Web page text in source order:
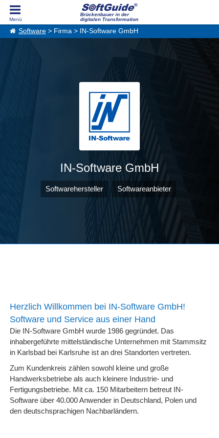
Brückenbauer in der
digitalen Transformation
Software > Firma > IN-Software GmbH
IN-Software GmbH
Softwarehersteller Softwareanbieter
Herzlich Willkommen bei IN-Software GmbH!
Software und Service aus einer Hand
Die IN-Software GmbH wurde 1986 gegründet. Das
inhabergeführte mittelständische Unternehmen mit Stammsitz
in Karlsbad bei Karlsruhe ist an drei Standorten vertreten.
Zum Kundenkreis zählen sowohl kleine und große
Handwerksbetriebe als auch kleinere Industrie- und
Fertigungsbetriebe. Mit ca. 150 Mitarbeitern betreut IN-
Software über 40.000 Anwender in Deutschland, Polen und
den deutschsprachigen Nachbarländern.